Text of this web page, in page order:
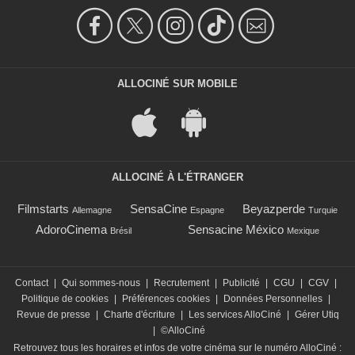
ALLOCINÉ SUR MOBILE
ALLOCINÉ À L'ÉTRANGER
Filmstarts Allemagne SensaCine Espagne Beyazperde Turquie
AdoroCinema Brésil Sensacine México Mexique
Contact | Qui sommes-nous | Recrutement | Publicité | CGU | CGV |
Politique de cookies | Préférences cookies | Données Personnelles |
Revue de presse
| Charte d'écriture | Les services AlloCiné | Gérer Utiq
| ©AlloCiné
Retrouvez tous les horaires et infos de votre cinéma sur le numéro AlloCiné :